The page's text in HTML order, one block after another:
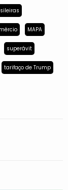
MAPA
superávit
tarifaço de Trump